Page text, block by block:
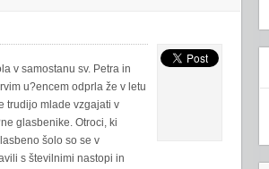
v samostanu sv. Petra in
u?encem odprla že v letu
trudijo mlade vzgajati v
glasbenike. Otroci, ki
šolo so se v
s številnimi nastopi in